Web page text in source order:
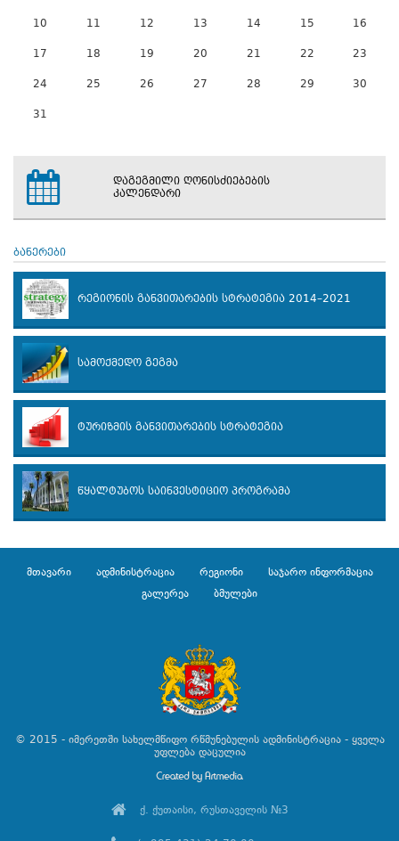
10 11 12 13 14 15 16
17 18 19 20 21 22 23
24 25 26 27 28 29 30
31
დაგეგმილი ღონისძიებების
კალენდარი
ბანერები
რეგიონის განვითარების სტრატეგია 2014–2021
სამოქმედო გეგმა
ტურიზმის განვითარების სტრატეგია
წყალტუბოს საინვესტიციო პროგრამა
მთავარი ადმინისტრაცია რეგიონი
საჯარო ინფორმაცია
გალერეა
ბმულები
© 2015 - იმერეთში სახელმწიფო რწმუნებულის ადმინისტრაცია - ყველა
უფლება დაცულია
ქ. ქუთაისი, რუსთაველის №3